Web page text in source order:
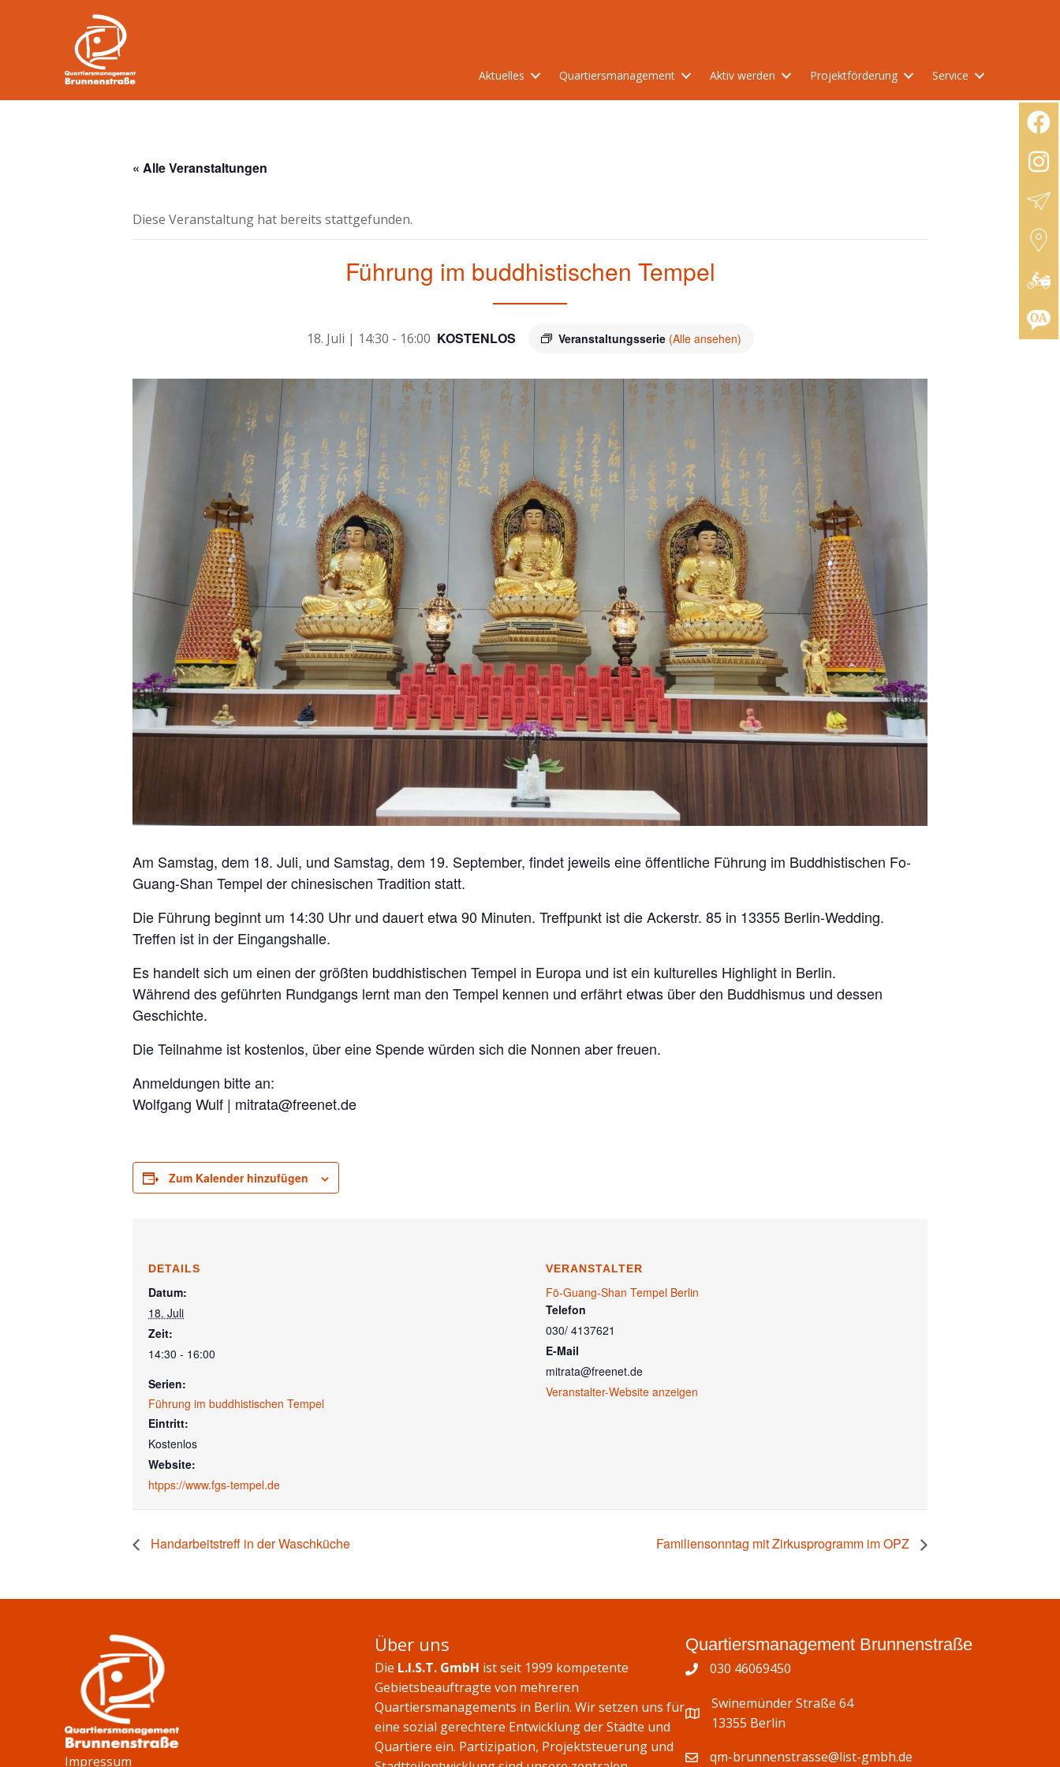
Aktuelles Quartiersmanagement Aktiv werden Projektförderung Service
« Alle Veranstaltungen
Diese Veranstaltung hat bereits stattgefunden.
Führung im buddhistischen Tempel
18. Juli | 14:30 - 16:00 Veranstaltungsserie (Alle ansehen)
KOSTENLOS
Am Samstag, dem 18. Juli, und Samstag, dem 19. September, findet jeweils eine öffentliche Führung im Buddhistischen Fo-
Guang-Shan Tempel der chinesischen Tradition statt.
Die Führung beginnt um 14:30 Uhr und dauert etwa 90 Minuten. Treffpunkt ist die Ackerstr. 85 in 13355 Berlin-Wedding.
Treffen ist in der Eingangshalle.
Es handelt sich um einen der größten buddhistischen Tempel in Europa und ist ein kulturelles Highlight in Berlin.
Während des geführten Rundgangs lernt man den Tempel kennen und erfährt etwas über den Buddhismus und dessen
Geschichte.
Die Teilnahme ist kostenlos, über eine Spende würden sich die Nonnen aber freuen.
Anmeldungen bitte an:
Wolfgang Wulf | mitrata@freenet.de
Zum Kalender hinzufügen
DETAILS
Datum:
18. Juli
Zeit:
14:30 - 16:00
Serien:
Führung im buddhistischen Tempel
Eintritt:
Kostenlos
Website:
htpps://www.fgs-tempel.de
VERANSTALTER
Fö-Guang-Shan Tempel Berlin
Telefon
030/ 4137621
E-Mail
mitrata@freenet.de
Veranstalter-Website anzeigen
Handarbeitstreff in der Waschküche Familiensonntag mit Zirkusprogramm im OPZ
Impressum
Über uns
Die L.I.S.T. GmbH ist seit 1999 kompetente
Gebietsbeauftragte von mehreren
Quartiersmanagements in Berlin. Wir setzen uns für
eine sozial gerechtere Entwicklung der Städte und
Quartiere ein. Partizipation, Projektsteuerung und
Quartiersmanagement Brunnenstraße
030 46069450
Swinemünder Straße 64
13355 Berlin
qm-brunnenstrasse@list-gmbh.de